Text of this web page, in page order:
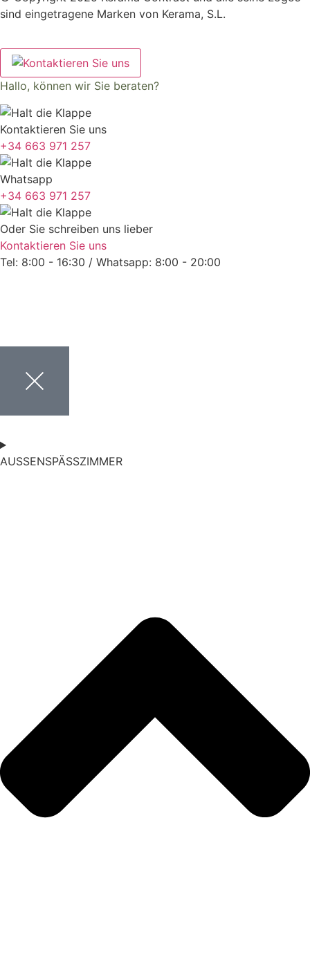
sind eingetragene Marken von Kerama, S.L.
Hallo, können wir Sie beraten?
Kontaktieren Sie uns
+34 663 971 257
Whatsapp
+34 663 971 257
Oder Sie schreiben uns lieber
Kontaktieren Sie uns
Tel: 8:00 - 16:30 / Whatsapp: 8:00 - 20:00
AUSSENSPÄSSZIMMER